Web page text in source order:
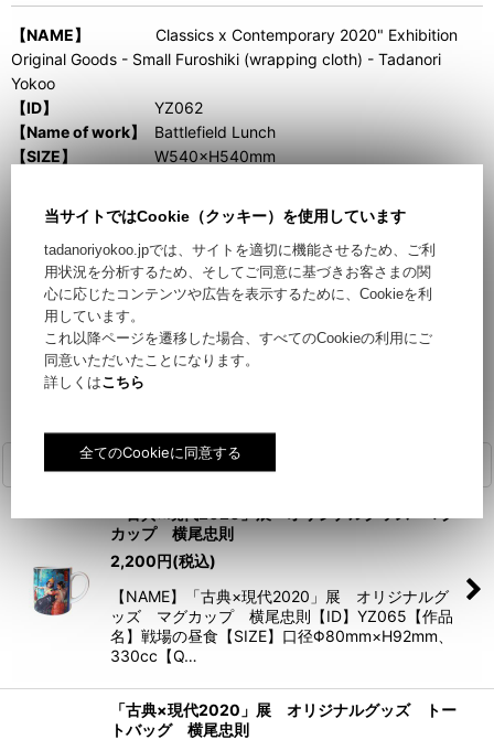
【NAME】
Classics x Contemporary 2020" Exhibition
Original Goods - Small Furoshiki (wrapping cloth) - Tadanori
Yokoo
【ID】
YZ062
【Name of work】
Battlefield Lunch
【SIZE】
W540×H540mm
This product is an original item for the exhibition "Classics x
Contemporary 2020: Japanese Art Transcending Time and
Space"at the National Art Center, Tokyo.
Exhibition URL
https://www.nact.jp/exhibition_special/2020/kotengendai202
関連商品
カップ 横尾忠則
2,200円(税込)
【NAME】「古典×現代2020」展 オリジナルグ
ッズ マグカップ 横尾忠則【ID】YZ065【作品
名】戦場の昼食【SIZE】口径Φ80mm×H92mm、
330cc【Q…
「古典×現代2020」展 オリジナルグッズ トー
トバッグ 横尾忠則
当サイトではCookie（クッキー）を使用しています
tadanoriyokoo.jpでは、サイトを適切に機能させるため、ご利
用状況を分析するため、そしてご同意に基づきお客さまの関
心に応じたコンテンツや広告を表示するために、Cookieを利
用しています。
これ以降ページを遷移した場合、すべてのCookieの利用にご
同意いただいたことになります。
詳しくはこちら